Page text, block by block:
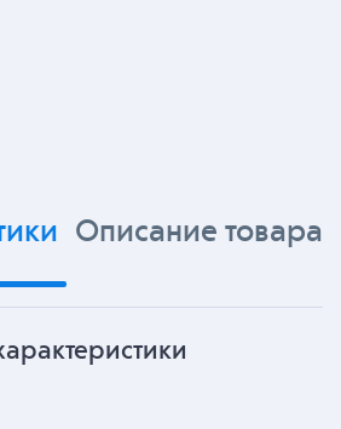
Описание товара